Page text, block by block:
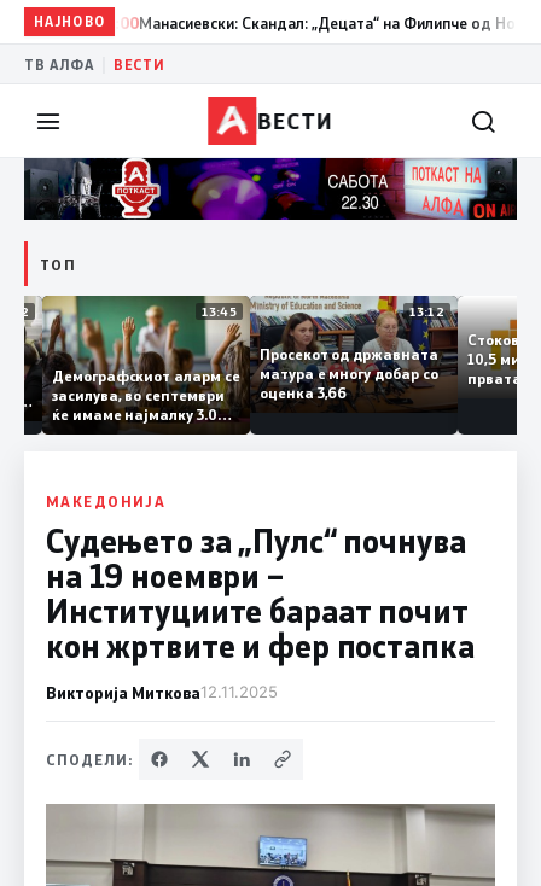
НАЈНОВО
13:00Манасиевски: Скандал: „Децата“ на Филипче од Ново
ТВ АЛФА ВЕСТИ
ВЕСТИ
ТОП
14:12 13:45
Демографскиот аларм се
засилува, во септември
ќе имаме најмалку 3.000
првачиња помалку
13:12
Просекот од државната
матура е многу добар со
оценка 3,66
10,5
МАКЕДОНИЈА
Судењето за „Пулс“ почнува
на 19 ноември –
Институциите бараат почит
кон жртвите и фер постапка
Викторија Миткова12.11.2025
СПОДЕЛИ: